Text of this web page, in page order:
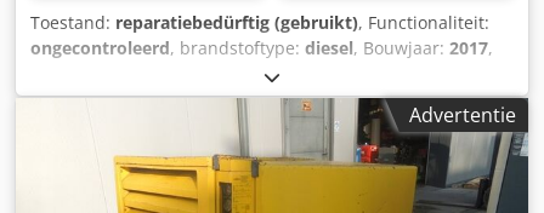
Toestand: reparatiebedürftig (gebruikt), Functionaliteit:
ongecontroleerd, brandstoftype: diesel, Bouwjaar: 2017,
, Compressor Atlas Copco XAS 68
DDG, bouwjaar 2017, 1154 bedrijfsuren, volumestroom 3,5
m³, noodstroom 12,5 kVA, aansluitingen 1 x 230 Volt, 2 x
400 Volt, serienummer YA3064303H0461812, as verbogen,
compressor verder functionerend, ABE/goedkeuring
aanwezig. Dcedjy Aktaepfx Alhsk
Advertentie